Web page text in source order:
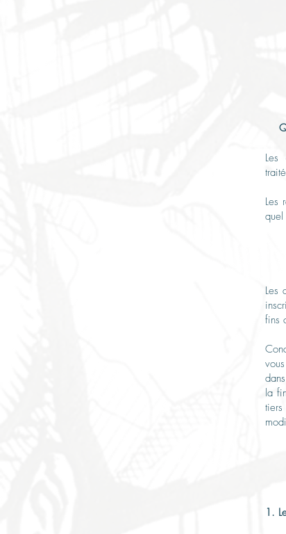
Les
Les
Les
fins
la
1.